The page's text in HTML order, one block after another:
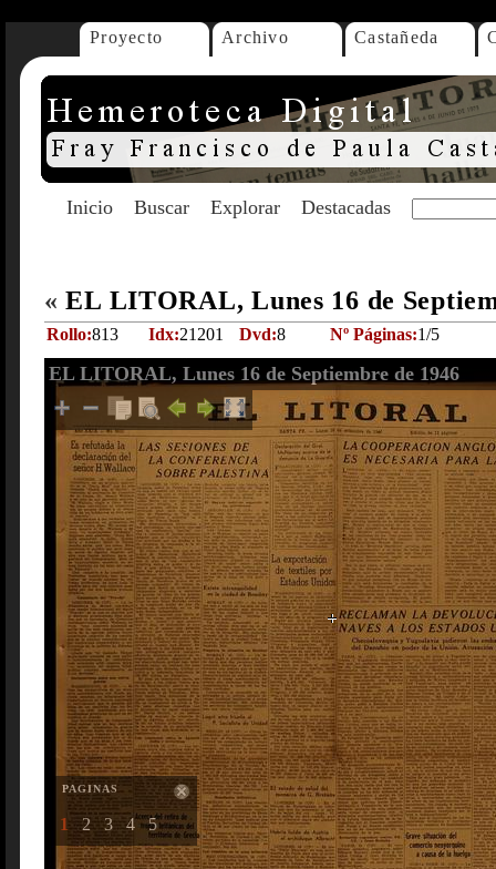
Proyecto Archivo Castañeda
Inicio Buscar Explorar Destacadas
« EL LITORAL, Lunes 16 de
Rollo:813 Idx:21201 Dvd:8 Nº Páginas:1/5
EL LITORAL, Lunes 16 de Septiembre de 1946
PAGINAS
1 2 3 4 5